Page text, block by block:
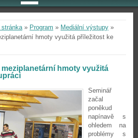
stránka» Program » Mediální výstupy »
hmoty využitá příležitost ke
hmoty využitá
Seminář
začal
poněkud
napínavě s
ohledem na
problémy s